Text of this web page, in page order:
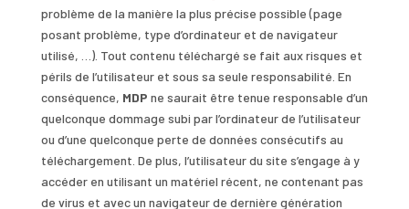
problème de la manière la plus précise possible (page
posant problème, type d’ordinateur et de navigateur
utilisé, …). Tout contenu téléchargé se fait aux risques et
périls de l’utilisateur et sous sa seule responsabilité. En
conséquence, MDP ne saurait être tenue responsable d’un
quelconque dommage subi par l’ordinateur de l’utilisateur
ou d’une quelconque perte de données consécutifs au
téléchargement. De plus, l’utilisateur du site s’engage à y
accéder en utilisant un matériel récent, ne contenant pas
de virus et avec un navigateur de dernière génération